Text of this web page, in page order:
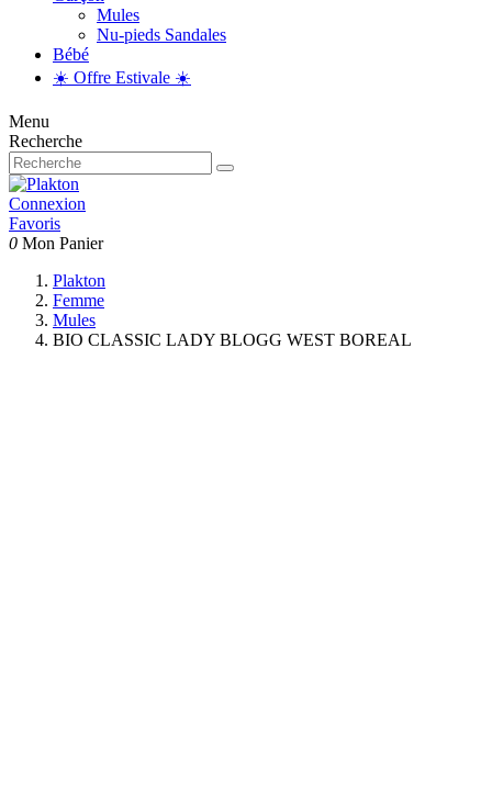
Mules
Nu-pieds Sandales
Bébé
☀️ Offre Estivale ☀️
Menu
Recherche
Connexion
Favoris
0 Mon Panier
Plakton
Femme
Mules
BIO CLASSIC LADY BLOGG WEST BOREAL